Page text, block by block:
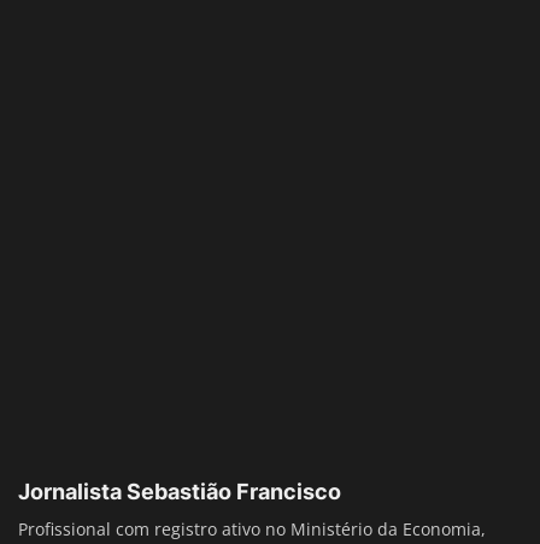
Jornalista Sebastião Francisco
Profissional com registro ativo no Ministério da Economia,